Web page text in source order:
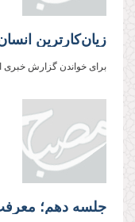
زيان‌کارترين
برای خواندن گزارش خبری
جلسه دهم؛